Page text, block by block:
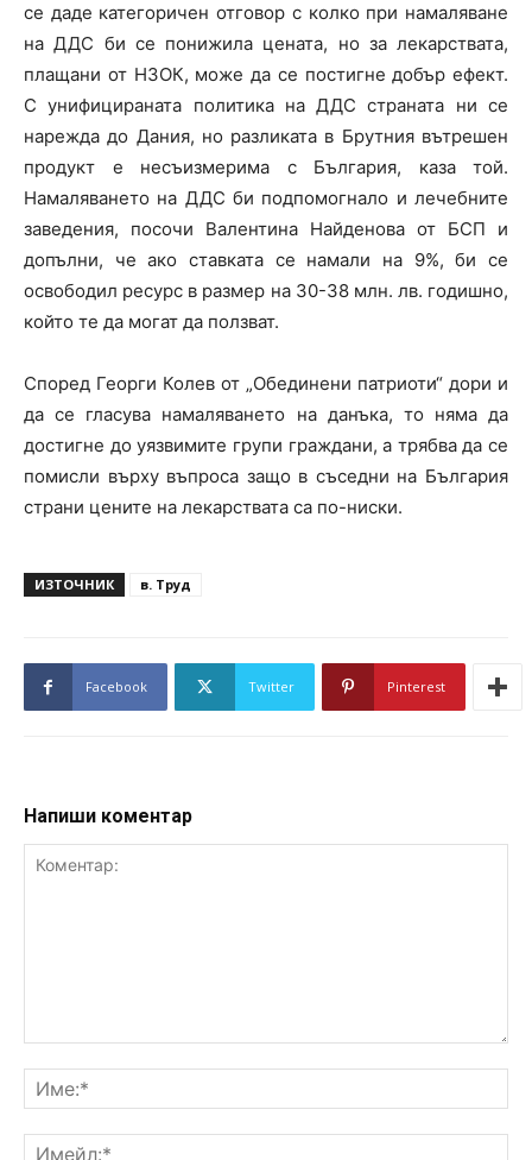
се даде категоричен отговор с колко при намаляване
на ДДС би се понижила цената, но за лекарствата,
плащани от НЗОК, може да се постигне добър ефект.
С унифицираната политика на ДДС страната ни се
нарежда до Дания, но разликата в Брутния вътрешен
продукт е несъизмерима с България, каза той.
Намаляването на ДДС би подпомогнало и лечебните
заведения, посочи Валентина Найденова от БСП и
допълни, че ако ставката се намали на 9%, би се
освободил ресурс в размер на 30-38 млн. лв. годишно,
който те да могат да ползват.
Според Георги Колев от „Обединени патриоти“ дори и
да се гласува намаляването на данъка, то няма да
достигне до уязвимите групи граждани, а трябва да се
помисли върху въпроса защо в съседни на България
страни цените на лекарствата са по-ниски.
ИЗТОЧНИК в. Труд
Facebook Twitter Pinterest
Напиши коментар